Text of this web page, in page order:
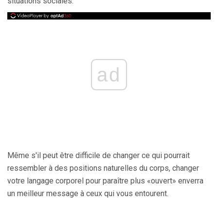
ad
Même s'il peut être difficile de changer ce qui pourrait
ressembler à des positions naturelles du corps, changer
votre langage corporel pour paraître plus «ouvert» enverra
un meilleur message à ceux qui vous entourent.